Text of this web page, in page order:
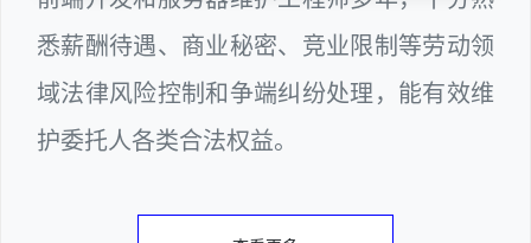
悉薪酬待遇、商业秘密、竞业限制等劳动领
域法律风险控制和争端纠纷处理，能有效维
护委托人各类合法权益。